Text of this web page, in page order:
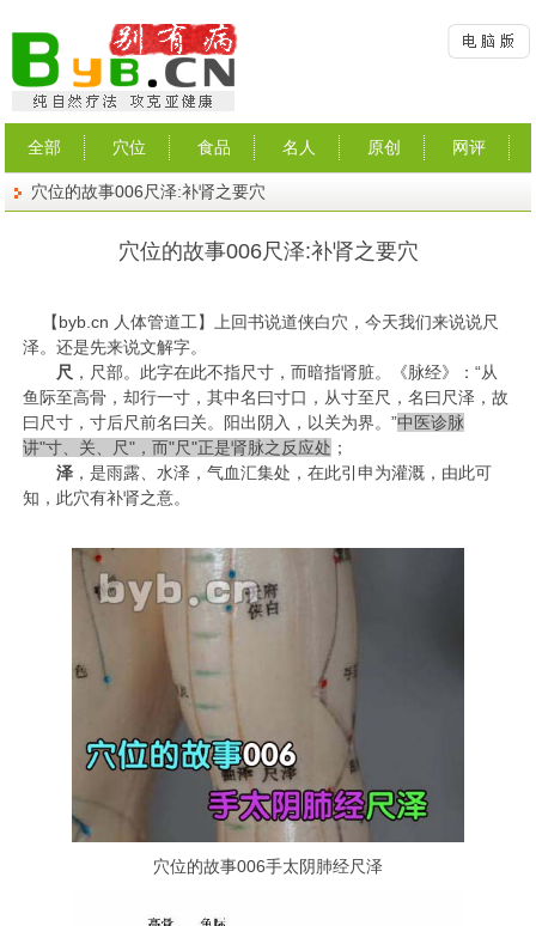
全部 穴位 食品 名人 原创 网评
穴位的故事006尺泽:补肾之要穴
穴位的故事006尺泽:补肾之要穴
【byb.cn 人体管道工】上回书说道侠白穴，今天我们来说说尺
泽。还是先来说文解字。
尺 ，尺部。此字在此不指尺寸，而暗指肾脏。《脉经》：“从
鱼际至高骨，却行一寸，其中名曰寸口，从寸至尺，名曰尺泽，故
曰尺寸，寸后尺前名曰关。阳出阴入，以关为界。”中医诊脉
讲"寸、关、尺"，而"尺"正是肾脉之反应处 ；
泽 ，是雨露、水泽，气血汇集处，在此引申为灌溉，由此可
知，此穴有补肾之意。
穴位的故事006手太阴肺经尺泽